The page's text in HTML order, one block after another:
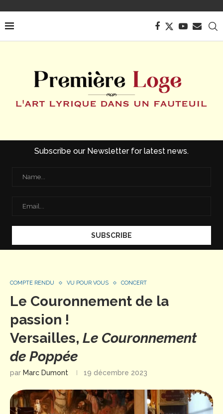
Subscribe our Newsletter for latest news.
COMPTE RENDU VU POUR VOUS CONCERT
Le Couronnement de la
passion !
Versailles, Le Couronnement
de Poppée
par Marc Dumont 19 décembre 2023